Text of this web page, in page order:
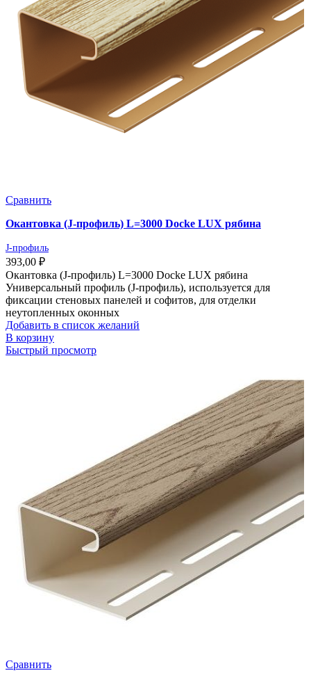
Сравнить
Окантовка (J-профиль) L=3000 Docke LUX рябина
J-профиль
393,00 ₽
Окантовка (J-профиль) L=3000 Docke LUX рябина
Универсальный профиль (J-профиль), используется для
фиксации стеновых панелей и софитов, для отделки
неутопленных оконных
Добавить в список желаний
В корзину
Быстрый просмотр
Сравнить